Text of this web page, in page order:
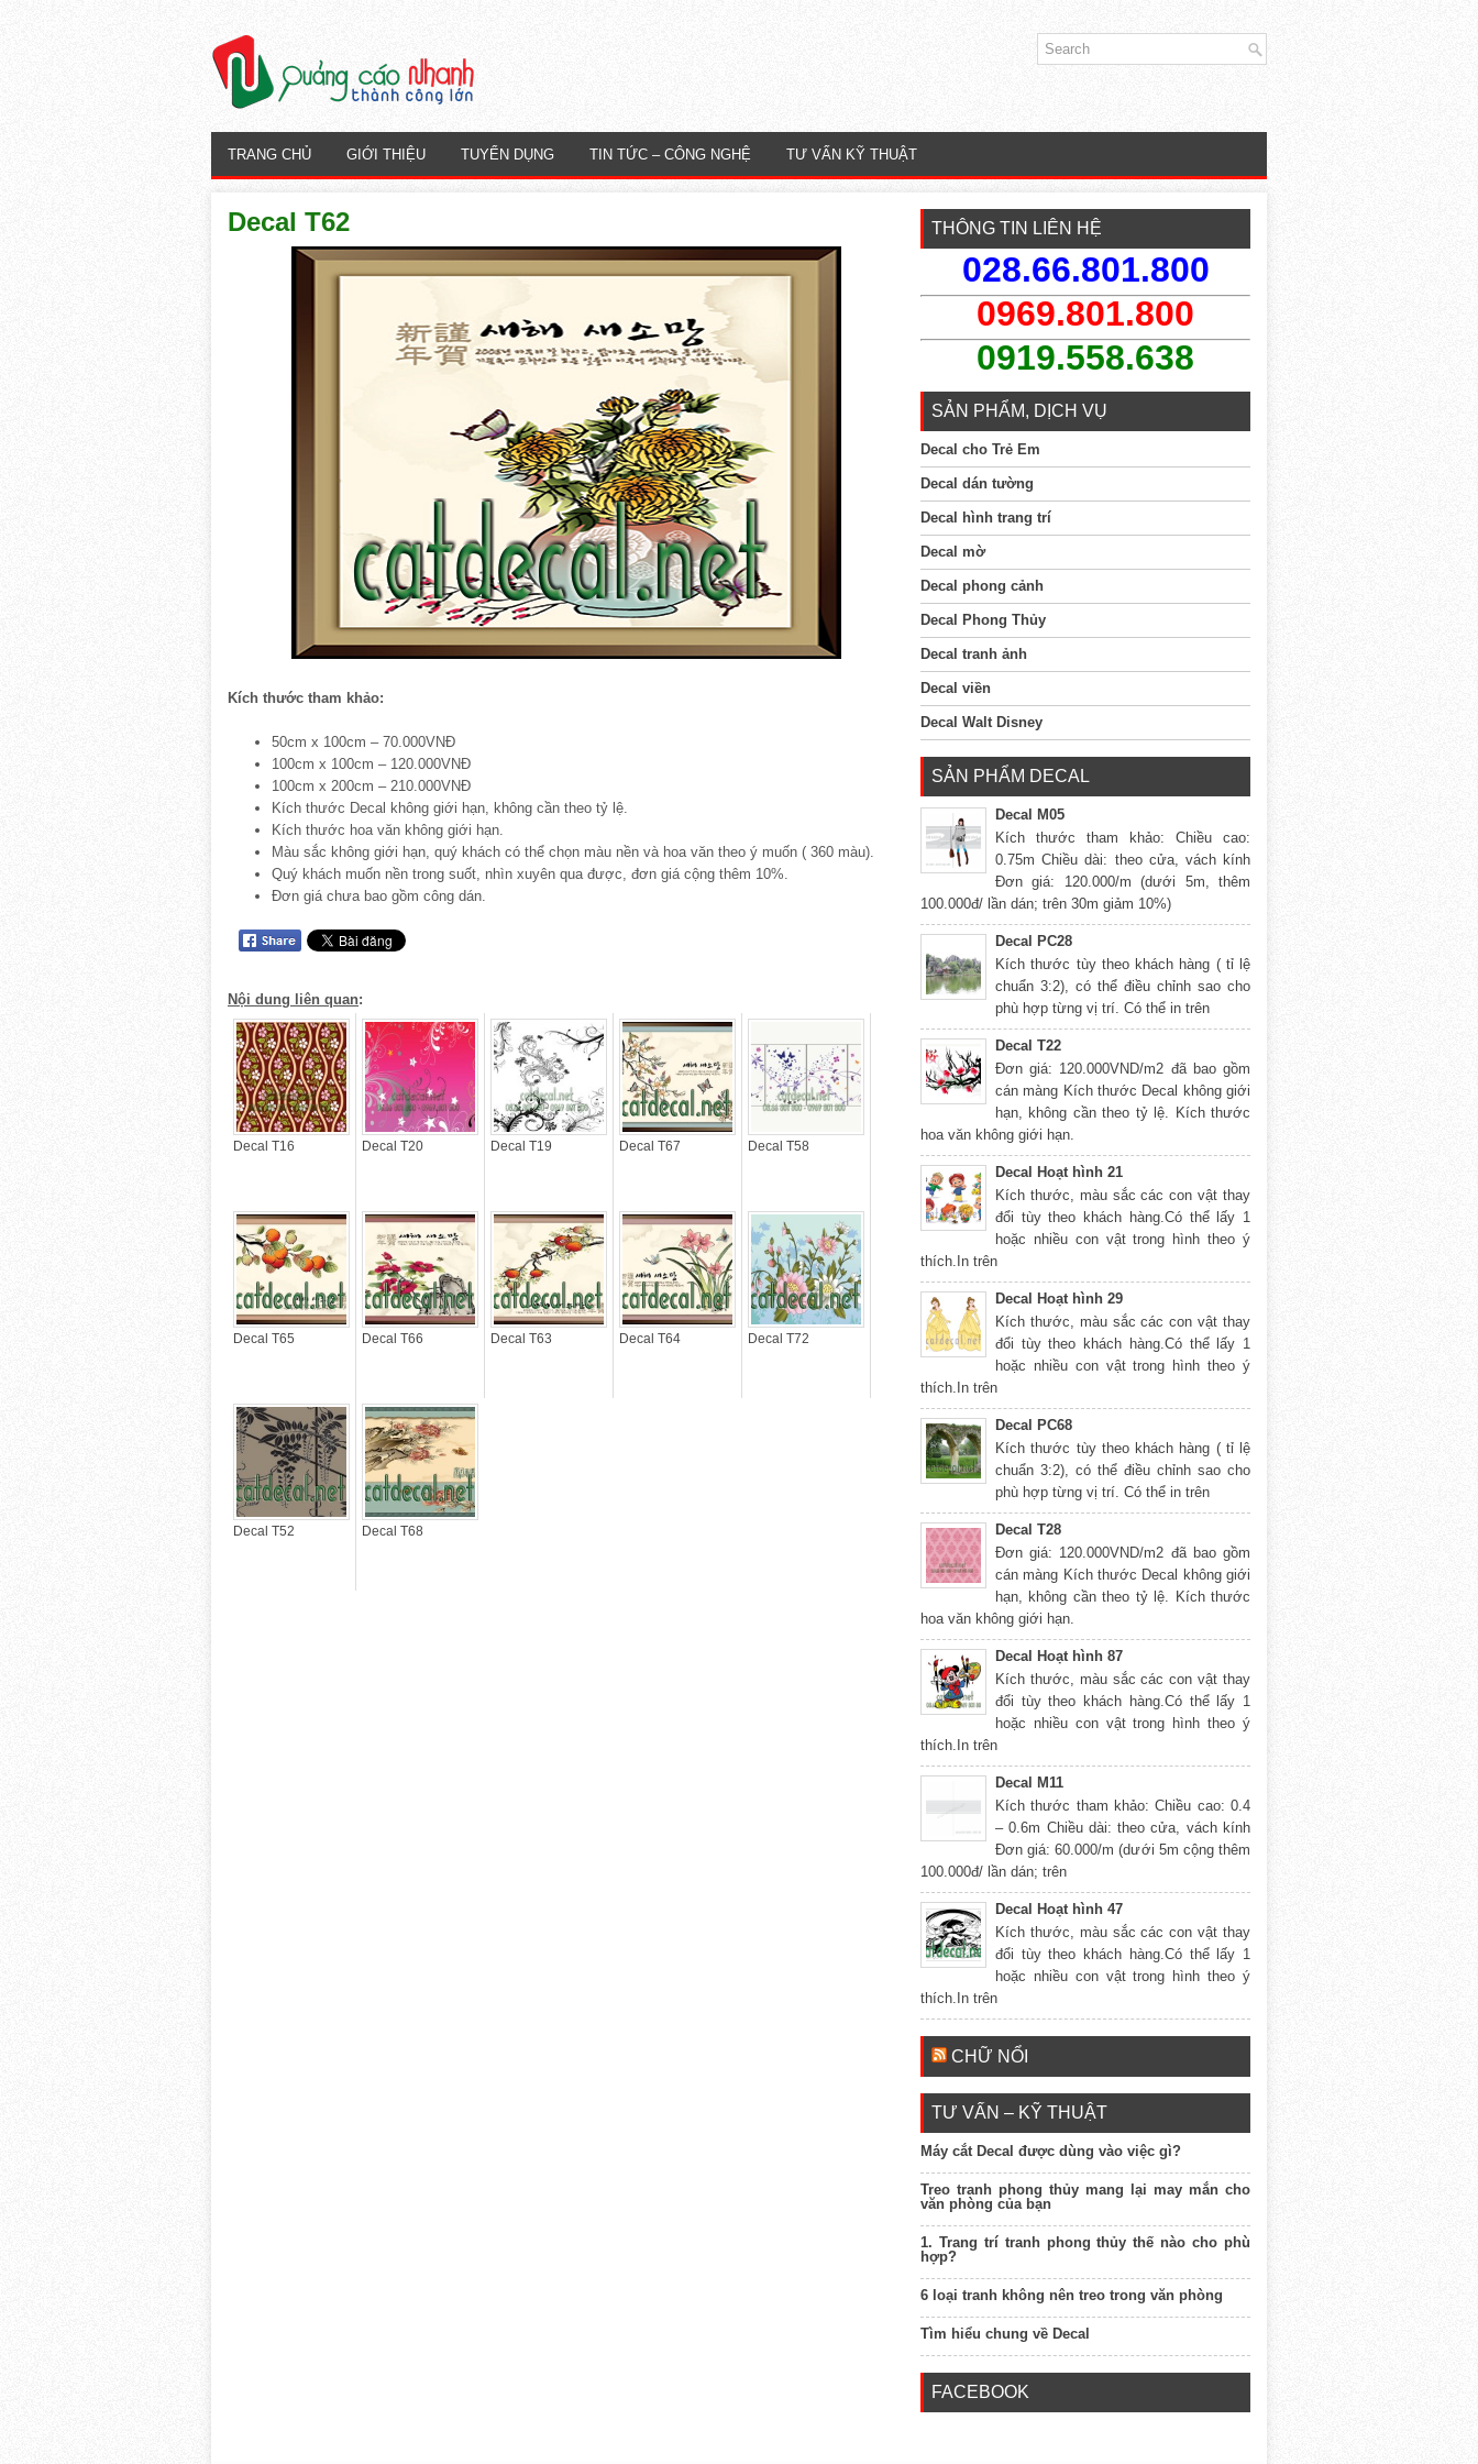
TRANG CHỦ GIỚI THIỆU TUYỂN DỤNG TIN TỨC – CÔNG NGHỆ TƯ VẤN KỸ THUẬT
Decal T62
Kích thước tham khảo:
50cm x 100cm – 70.000VNĐ
100cm x 100cm – 120.000VNĐ
100cm x 200cm – 210.000VNĐ
Kích thước Decal không giới hạn, không cần theo tỷ lệ.
Kích thước hoa văn không giới hạn.
Màu sắc không giới hạn, quý khách có thể chọn màu nền và hoa văn theo ý muốn ( 360 màu).
Quý khách muốn nền trong suốt, nhìn xuyên qua được, đơn giá cộng thêm 10%.
Đơn giá chưa bao gồm công dán.
Nội dung liên quan:
Decal T16 Decal T20 Decal T19 Decal T67 Decal T58
Decal T65 Decal T66 Decal T63 Decal T64 Decal T72
Decal T52 Decal T68
THÔNG TIN LIÊN HỆ
028.66.801.800
0969.801.800
0919.558.638
SẢN PHẨM, DỊCH VỤ
Decal cho Trẻ Em
Decal dán tường
Decal hình trang trí
Decal mờ
Decal phong cảnh
Decal Phong Thủy
Decal tranh ảnh
Decal viền
Decal Walt Disney
SẢN PHẨM DECAL
Decal M05
Kích thước tham khảo: Chiều cao:
0.75m Chiều dài: theo cửa, vách kính
Đơn giá: 120.000/m (dưới 5m, thêm
100.000đ/ lần dán; trên 30m giảm 10%)
Decal PC28
Kích thước tùy theo khách hàng ( tỉ lệ
chuẩn 3:2), có thể điều chỉnh sao cho
phù hợp từng vị trí. Có thể in trên
Decal T22
Đơn giá: 120.000VND/m2 đã bao gồm
cán màng Kích thước Decal không giới
hạn, không cần theo tỷ lệ. Kích thước
hoa văn không giới hạn.
Decal Hoạt hình 21
Kích thước, màu sắc các con vật thay
đổi tùy theo khách hàng.Có thể lấy 1
hoặc nhiều con vật trong hình theo ý
thích.In trên
Decal Hoạt hình 29
Kích thước, màu sắc các con vật thay
đổi tùy theo khách hàng.Có thể lấy 1
hoặc nhiều con vật trong hình theo ý
thích.In trên
Decal PC68
Kích thước tùy theo khách hàng ( tỉ lệ
chuẩn 3:2), có thể điều chỉnh sao cho
phù hợp từng vị trí. Có thể in trên
Decal T28
Đơn giá: 120.000VND/m2 đã bao gồm
cán màng Kích thước Decal không giới
hạn, không cần theo tỷ lệ. Kích thước
hoa văn không giới hạn.
Decal Hoạt hình 87
Kích thước, màu sắc các con vật thay
đổi tùy theo khách hàng.Có thể lấy 1
hoặc nhiều con vật trong hình theo ý
thích.In trên
Decal M11
Kích thước tham khảo: Chiều cao: 0.4
– 0.6m Chiều dài: theo cửa, vách kính
Đơn giá: 60.000/m (dưới 5m cộng thêm
100.000đ/ lần dán; trên
Decal Hoạt hình 47
Kích thước, màu sắc các con vật thay
đổi tùy theo khách hàng.Có thể lấy 1
hoặc nhiều con vật trong hình theo ý
thích.In trên
CHỮ NỔI
TƯ VẤN – KỸ THUẬT
Máy cắt Decal được dùng vào việc gì?
Treo tranh phong thủy mang lại may mắn cho
văn phòng của bạn
1. Trang trí tranh phong thủy thế nào cho phù
hợp?
6 loại tranh không nên treo trong văn phòng
Tìm hiểu chung về Decal
FACEBOOK